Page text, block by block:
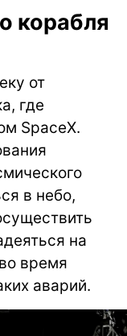
корабля
от
где
SpaceX.
в небо,
на
время
аварий.